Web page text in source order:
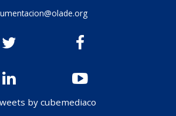
by cubemediaco